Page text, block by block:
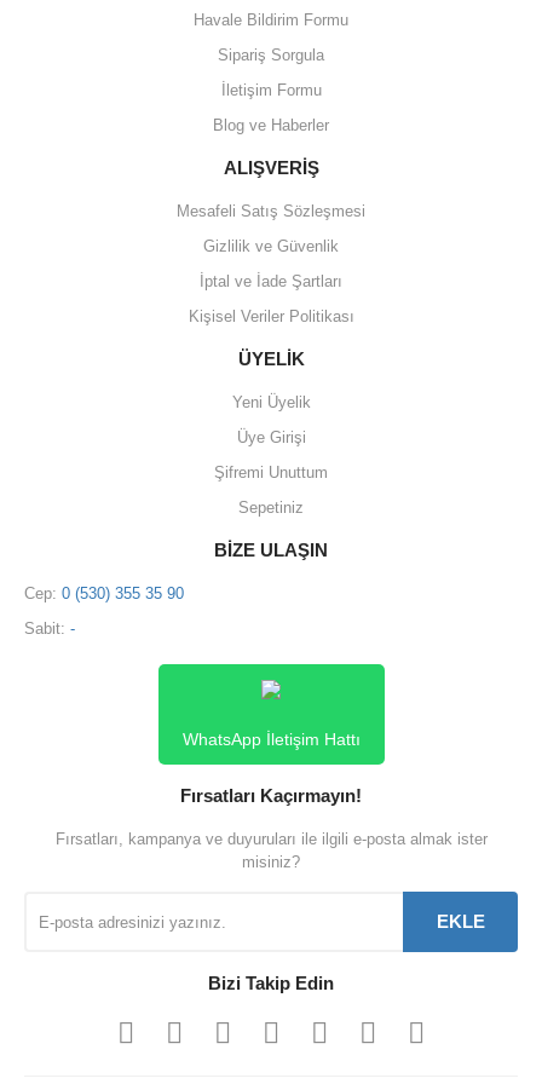
Ürün bilgilerinde hatalar bulunuyor.
Ürün fiyatı diğer sitelerden daha pahalı.
Bu ürüne benzer farklı alternatifler olmalı.
Gönder
Havale Bildirim Formu
Sipariş Sorgula
İletişim Formu
Blog ve Haberler
ALIŞVERİŞ
Mesafeli Satış Sözleşmesi
Gizlilik ve Güvenlik
İptal ve İade Şartları
Kişisel Veriler Politikası
ÜYELİK
Yeni Üyelik
Üye Girişi
Şifremi Unuttum
Sepetiniz
BİZE ULAŞIN
Cep: 0 (530) 355 35 90
Sabit: -
WhatsApp İletişim Hattı
Fırsatları Kaçırmayın!
Fırsatları, kampanya ve duyuruları ile ilgili e-posta almak ister
misiniz?
EKLE
Bizi Takip Edin